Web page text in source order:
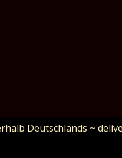
Deutschlands ~